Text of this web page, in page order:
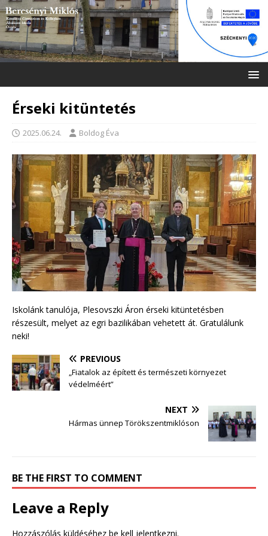
Érseki kitüntetés
2025.06.24. Boldog Éva
Iskolánk tanulója, Plesovszki Áron érseki kitüntetésben
részesült, melyet az egri bazilikában vehetett át. Gratulálunk
neki!
PREVIOUS
„Fiatalok az épített és természeti környezet
védelméért”
NEXT
Hármas ünnep Törökszentmiklóson
BE THE FIRST TO COMMENT
Leave a Reply
Hozzászólás küldéséhez be kell jelentkezni.